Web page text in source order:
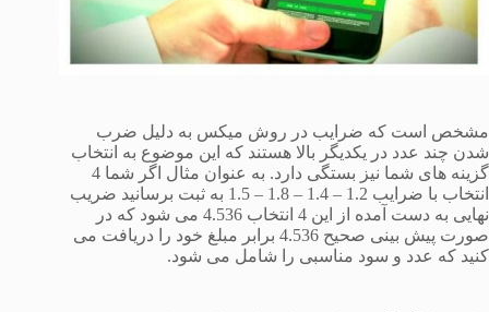
مشخص است که ضرایب در روش میکس به دلیل ضرب
شدن چند عدد در یکدیگر بالا هستند که این موضوع به انتخاب
گزینه های شما نیز بستگی دارد. به عنوان مثال اگر شما 4
انتخاب با ضرایب 1.2 – 1.4 – 1.8 – 1.5 به ثبت برسانید ضریب
نهایی به دست آمده از این 4 انتخاب 4.536 می شود که در
صورت پیش بینی صحیح 4.536 برابر مبلغ خود را دریافت می
کنید که عدد و سود مناسبی را شامل می شود.